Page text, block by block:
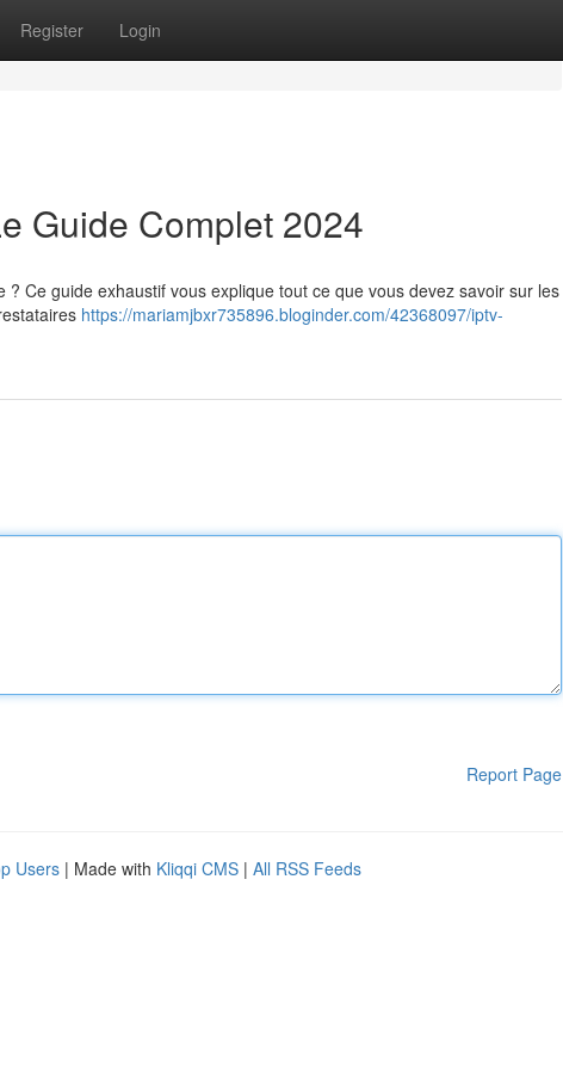
Register Login
Guide Complet 2024
Ce guide exhaustif vous explique tout ce que vous devez savoir sur les
https://mariamjbxr735896.bloginder.com/42368097/iptv-
Report Page
Users | Made with Kliqqi CMS | All RSS Feeds